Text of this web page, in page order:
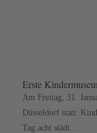
Erste
Am Freitag, 31.
Düsseldorf statt.
Tag acht städt...